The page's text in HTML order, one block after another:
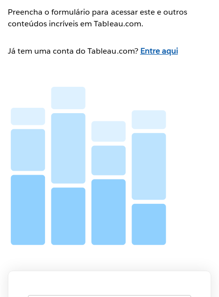
Preencha o formulário para acessar este e outros
conteúdos incríveis em Tableau.com.
Já tem uma conta do Tableau.com? Entre aqui